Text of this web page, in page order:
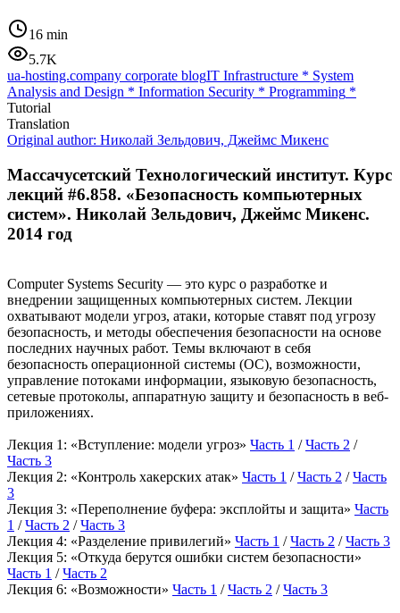
16 min
5.7K
ua-hosting.company corporate blogIT Infrastructure * System
Analysis and Design * Information Security * Programming *
Tutorial
Translation
Original author: Николай Зельдович, Джеймс Микенс
Массачусетский Технологический институт. Курс
лекций #6.858. «Безопасность компьютерных
систем». Николай Зельдович, Джеймс Микенс.
2014 год
Computer Systems Security — это курс о разработке и
внедрении защищенных компьютерных систем. Лекции
охватывают модели угроз, атаки, которые ставят под угрозу
безопасность, и методы обеспечения безопасности на основе
последних научных работ. Темы включают в себя
безопасность операционной системы (ОС), возможности,
управление потоками информации, языковую безопасность,
сетевые протоколы, аппаратную защиту и безопасность в веб-
приложениях.
Лекция 1: «Вступление: модели угроз» Часть 1 /Часть 2 /
Часть 3
Лекция 2: «Контроль хакерских атак» Часть 1 /Часть 2 /Часть
3
Лекция 3: «Переполнение буфера: эксплойты и защита» Часть
1 /Часть 2 /Часть 3
Лекция 4: «Разделение привилегий» Часть 1 /Часть 2 /Часть 3
Лекция 5: «Откуда берутся ошибки систем безопасности»
Часть 1 /Часть 2
Лекция 6: «Возможности» Часть 1 /Часть 2 /Часть 3